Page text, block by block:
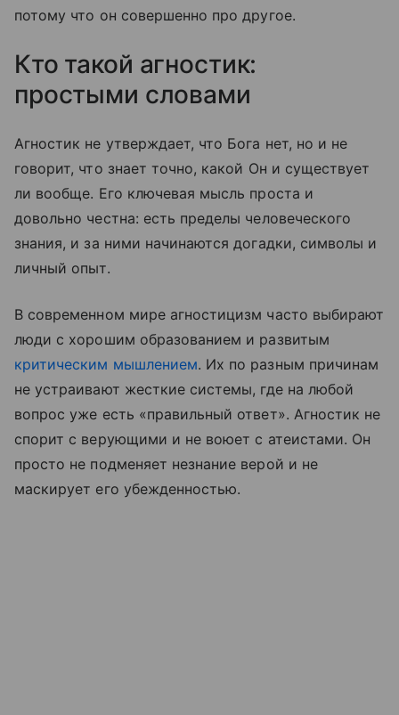
потому что он совершенно про другое.
Кто такой агностик:
простыми словами
Агностик не утверждает, что Бога нет, но и не
говорит, что знает точно, какой Он и существует
ли вообще. Его ключевая мысль проста и
довольно честна: есть пределы человеческого
знания, и за ними начинаются догадки, символы и
личный опыт.
В современном мире агностицизм часто выбирают
люди с хорошим образованием и развитым
критическим мышлением. Их по разным причинам
не устраивают жесткие системы, где на любой
вопрос уже есть «правильный ответ». Агностик не
спорит с верующими и не воюет с атеистами. Он
просто не подменяет незнание верой и не
маскирует его убежденностью.